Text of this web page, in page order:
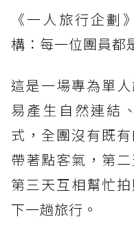
《一人旅行企劃
構：每一位團員都
這是一場專為單
易產生自然連結
式，全團沒有既
帶著點客氣，第
第三天互相幫忙
下一趟旅行。